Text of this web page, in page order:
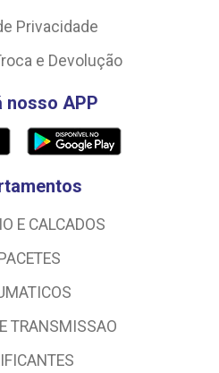
Privacidade
e Devolução
nosso APP
E CALCADOS
TRANSMISSAO